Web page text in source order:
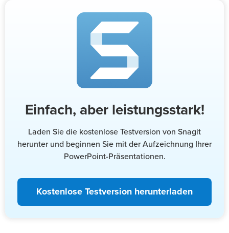
Einfach, aber leistungsstark!
Laden Sie die kostenlose Testversion von Snagit
herunter und beginnen Sie mit der Aufzeichnung Ihrer
PowerPoint-Präsentationen.
Kostenlose Testversion herunterladen